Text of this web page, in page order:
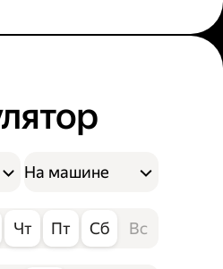
На машине
Чт Пт Сб Вс